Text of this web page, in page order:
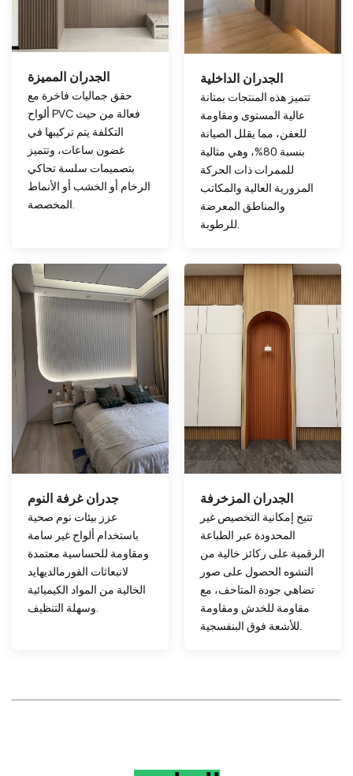
الجدران المميزة
حقق جماليات فاخرة مع
ألواح PVC فعالة من حيث
التكلفة يتم تركيبها في
غضون ساعات، وتتميز
بتصميمات سلسة تحاكي
الرخام أو الخشب أو الأنماط
المخصصة.
الجدران الداخلية
تتميز هذه المنتجات بمتانة
عالية المستوى ومقاومة
للعفن، مما يقلل الصيانة
بنسبة 80%، وهي مثالية
للممرات ذات الحركة
المرورية العالية والمكاتب
والمناطق المعرضة
للرطوبة.
جدران غرفة النوم
عزز بيئات نوم صحية
باستخدام ألواح غير سامة
ومقاومة للحساسية معتمدة
لانبعاثات الفورمالديهايد
الخالية من المواد الكيميائية
الجدران المزخرفة
تتيح إمكانية التخصيص غير
المحدودة عبر الطباعة
الرقمية على ركائز خالية من
التشوه الحصول على صور
تضاهي جودة المتاحف، مع
مقاومة للخدش ومقاومة